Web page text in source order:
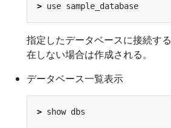
>
指定したデータベースに接続す
在しない場合は作成される。
データベース一覧表示
>